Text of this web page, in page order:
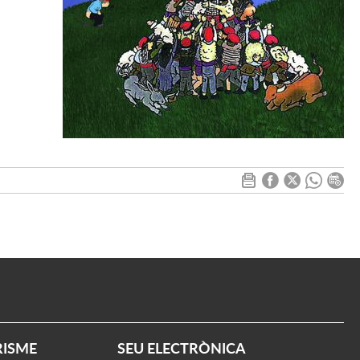
SEU ELECTRÒNICA